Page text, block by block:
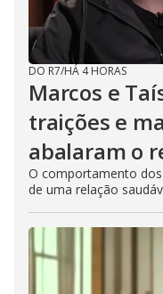
DO R7/HÁ 4 HORAS
Marcos e
traições e
abalaram o
O comportamento
de uma relação